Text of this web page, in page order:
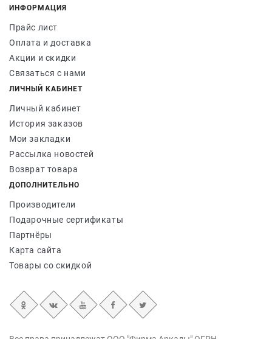
ИНФОРМАЦИЯ
Прайс лист
Оплата и доставка
Акции и скидки
Связаться с нами
ЛИЧНЫЙ КАБИНЕТ
Личный кабинет
История заказов
Мои закладки
Рассылка новостей
Возврат товара
ДОПОЛНИТЕЛЬНО
Производители
Подарочные сертификаты
Партнёры
Карта сайта
Товары со скидкой